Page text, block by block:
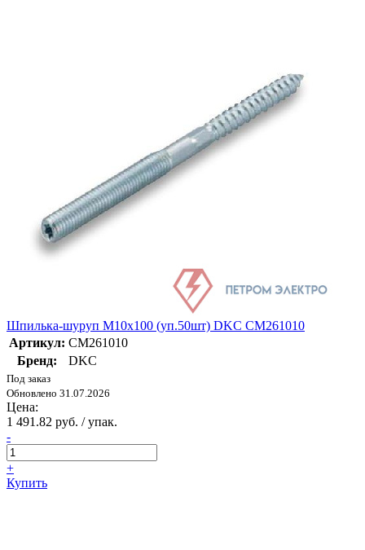
Шпилька-шуруп M10х100 (уп.50шт) DKC CM261010
Артикул: CM261010
Бренд:
DKC
Под заказ
Обновлено 31.07.2026
Цена:
1 491.82 руб. / упак.
-
+
Купить